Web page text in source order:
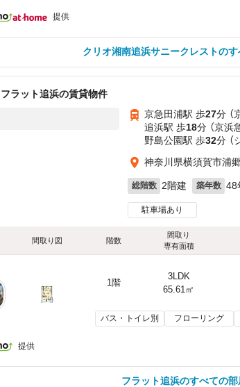
提供
クリオ湘南追浜サニークレストの
フラット追浜の賃貸物件
京急田浦駅 歩27分 （
追浜駅 歩18分 （京浜
野島公園駅 歩32分 （
神奈川県横須賀市浦
総階数 2階建 築年数 48
駐車場あり
間取り図 階数
間取り
専有面積
1階
3LDK
65.61㎡
バス・トイレ別 フローリング
提供
フラット追浜のすべての